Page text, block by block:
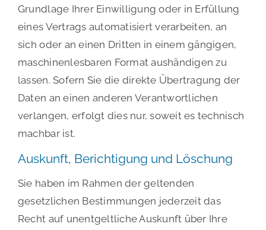
Grundlage Ihrer Einwilligung oder in Erfüllung
eines Vertrags automatisiert verarbeiten, an
sich oder an einen Dritten in einem gängigen,
maschinenlesbaren Format aushändigen zu
lassen. Sofern Sie die direkte Übertragung der
Daten an einen anderen Verantwortlichen
verlangen, erfolgt dies nur, soweit es technisch
machbar ist.
Auskunft, Berichtigung und Löschung
Sie haben im Rahmen der geltenden
gesetzlichen Bestimmungen jederzeit das
Recht auf unentgeltliche Auskunft über Ihre